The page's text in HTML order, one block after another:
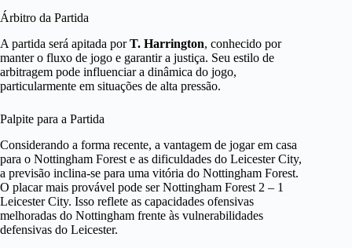
Árbitro da Partida
A partida será apitada porT. Harrington, conhecido por
manter o fluxo de jogo e garantir a justiça. Seu estilo de
arbitragem pode influenciar a dinâmica do jogo,
particularmente em situações de alta pressão.
Palpite para a Partida
Considerando a forma recente, a vantagem de jogar em casa
para o Nottingham Forest e as dificuldades do Leicester City,
a previsão inclina-se para uma vitória do Nottingham Forest.
O placar mais provável pode ser Nottingham Forest 2 – 1
Leicester City. Isso reflete as capacidades ofensivas
melhoradas do Nottingham frente às vulnerabilidades
defensivas do Leicester.